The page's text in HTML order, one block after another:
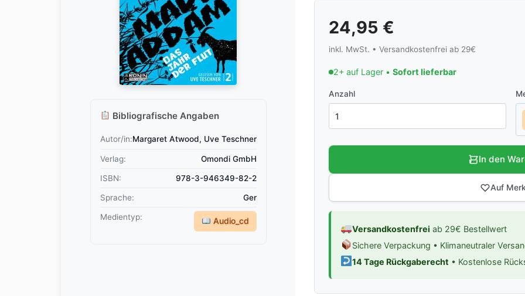
Bibliografische Angaben
Autor/in:Margaret Atwood, Uve Teschner
Verlag: Omondi GmbH
ISBN: 978-3-946349-82-2
Sprache: Ger
Medientyp: Audio_cd
24,95 €
inkl. MwSt. • Versandkostenfrei ab 29€
2+ auf Lager • Sofort lieferbar
Anzahl
In den
Auf
Versandkostenfrei ab 29€ Bestellwert
Sichere Verpackung • Klimaneutraler
14 Tage Rückgaberecht • Kostenlose